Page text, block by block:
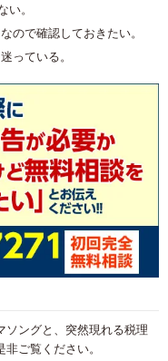
い。
ので確認しておきたい。
っている。
ソングと、突然現れる税理
ご覧ください。